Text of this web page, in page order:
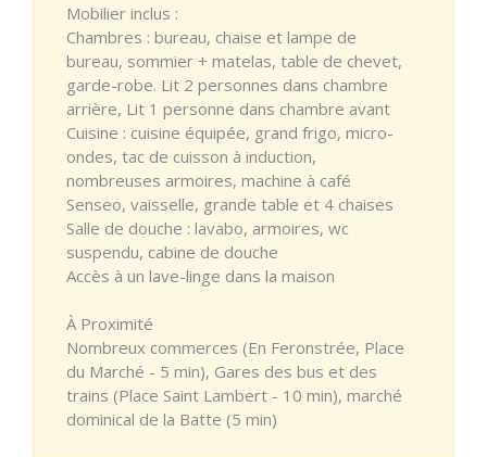
Mobilier inclus :
Chambres : bureau, chaise et lampe de
bureau, sommier + matelas, table de chevet,
garde-robe. Lit 2 personnes dans chambre
arrière, Lit 1 personne dans chambre avant
Cuisine : cuisine équipée, grand frigo, micro-
ondes, tac de cuisson à induction,
nombreuses armoires, machine à café
Senseo, vaisselle, grande table et 4 chaises
Salle de douche : lavabo, armoires, wc
suspendu, cabine de douche
Accès à un lave-linge dans la maison
À Proximité
Nombreux commerces (En Feronstrée, Place
du Marché - 5 min), Gares des bus et des
trains (Place Saint Lambert - 10 min), marché
dominical de la Batte (5 min)